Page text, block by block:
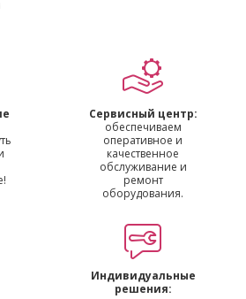
Сервисный центр:
обеспечиваем
оперативное и
качественное
обслуживание и
ремонт
оборудования.
Индивидуальные
решения: